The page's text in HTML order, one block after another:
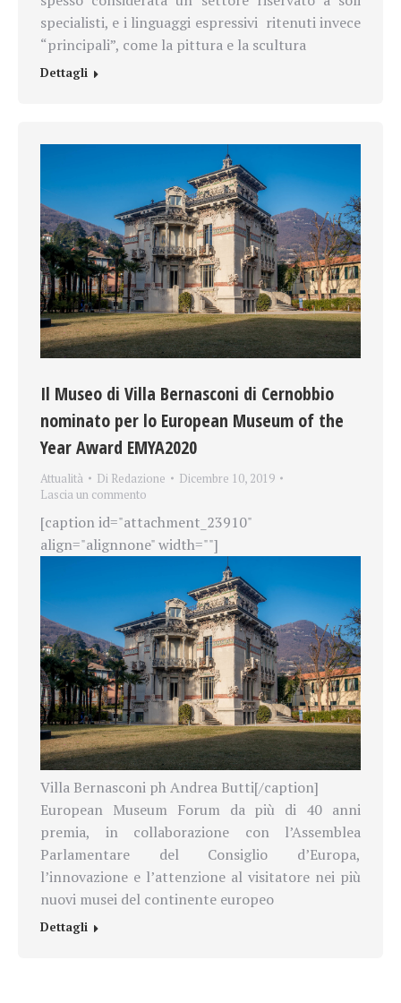
specialisti, e i linguaggi espressivi ritenuti invece
“principali”, come la pittura e la scultura
Dettagli
Il Museo di Villa Bernasconi di Cernobbio
nominato per lo European Museum of the
Year Award EMYA2020
Attualità Di Redazione
Dicembre 10, 2019
Lascia un commento
[caption id="attachment_23910"
align="alignnone" width=""]
Villa Bernasconi ph Andrea Butti[/caption]
European Museum Forum da più di 40 anni
premia, in collaborazione con l’Assemblea
Parlamentare del Consiglio d’Europa,
l’innovazione e l’attenzione al visitatore nei più
nuovi musei del continente europeo
Dettagli